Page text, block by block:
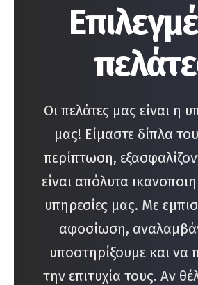
Οι πελάτες μας είναι η
μας! Είμαστε δίπλα
περίπτωση,
είναι απόλυτα
υπηρεσίες μας. Με
αφοσίωση,
υποστηρίξουμε και να
την επιτυχία τους. Αν